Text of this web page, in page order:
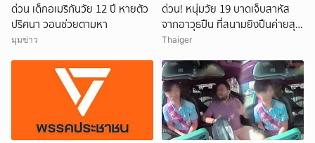
ด่วน เด็กอเมริกันวัย 12 ปี หายตัว
ปริศนา วอนช่วยตามหา
มุมข่าว
ด่วน! หนุ่มวัย 19 บาดเจ็บสาหัส
จากอาวุธปืน ที่สนามยิงปืนค่ายสุร
นารี โคราช ตำรวจเร่งสอบสาเหตุ
Thaiger